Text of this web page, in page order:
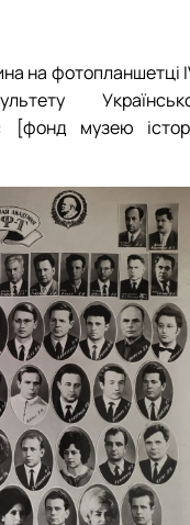
на фотопланшетці
: [фонд музею